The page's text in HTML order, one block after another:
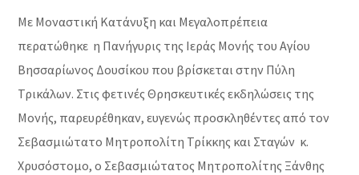
Με Mοναστική Κατάνυξη και Μεγαλοπρέπεια
περατώθηκε η Πανήγυρις της Ιεράς Μονής του Αγίου
Βησσαρίωνος Δουσίκου που βρίσκεται στην Πύλη
Τρικάλων. Στις φετινές Θρησκευτικές εκδηλώσεις της
Μονής, παρευρέθηκαν, ευγενώς προσκληθέντες από τον
Σεβασμιώτατο Μητροπολίτη Τρίκκης και Σταγών κ.
Χρυσόστομο, ο Σεβασμιώτατος Μητροπολίτης Ξάνθης